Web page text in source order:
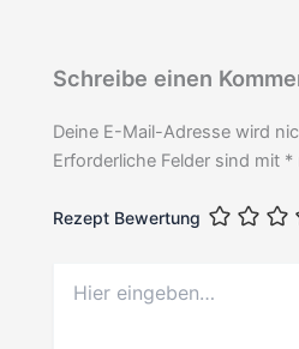
Schreibe einen
Deine E-Mail-Adresse wird
Erforderliche Felder sind mit *
Rezept Bewertung
eingeben…